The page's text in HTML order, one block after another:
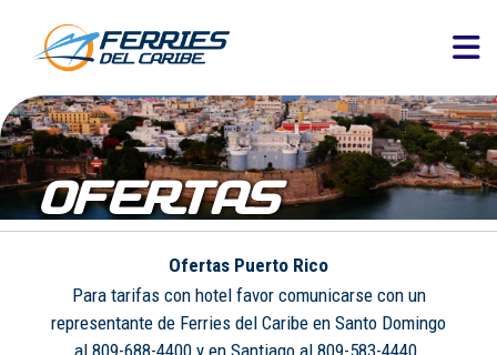
OFERTAS
Ofertas Puerto Rico
Para tarifas con hotel favor comunicarse con un
representante de Ferries del Caribe en Santo Domingo
al 809-688-4400 y en Santiago al 809-583-4440.